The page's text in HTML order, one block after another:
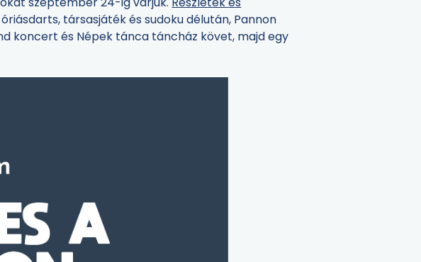
társasjáték és sudoku délután, Pannon
koncert és Népek tánca táncház követ, majd egy